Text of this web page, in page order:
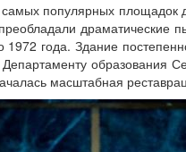
популярных площадок
драматические
года. Здание
Департаменту
масштабная